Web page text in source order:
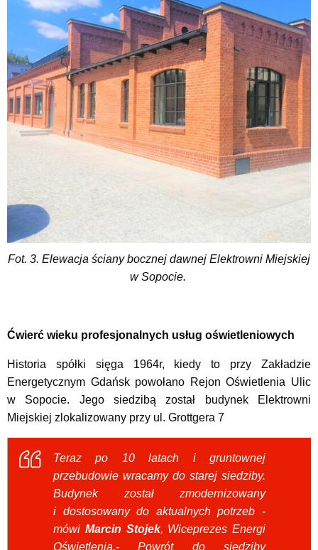
Fot. 3. Elewacja ściany bocznej dawnej Elektrowni Miejskiej
w Sopocie.
Ćwierć wieku profesjonalnych usług oświetleniowych
Historia spółki sięga 1964r, kiedy to przy Zakładzie
Energetycznym Gdańsk powołano Rejon Oświetlenia Ulic
w Sopocie. Jego siedzibą został budynek Elektrowni
Miejskiej zlokalizowany przy ul. Grottgera 7
Teraz po 10 latach i gruntownej
przebudowie wracamy do starej siedziby.
Budynek został zmodernizowany
i dostosowany do aktualnych potrzeb -
mówi Marcin Stojek, Wiceprezes Energi
Oświetlenia.- Powrót do siedziby